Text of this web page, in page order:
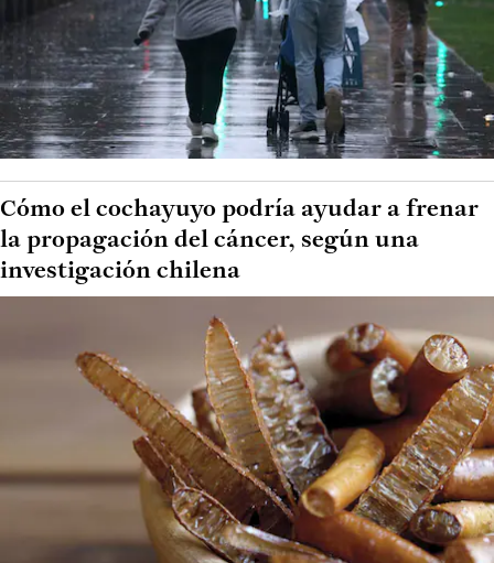
Cómo el cochayuyo podría ayudar a frenar
la propagación del cáncer, según una
investigación chilena